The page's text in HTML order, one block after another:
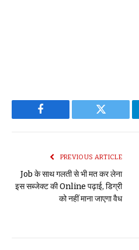
Facebook Twitter
PREVIOUS ARTICLE
Job के साथ गलती से भी मत कर लेना
इस सब्जेक्ट की Online पढ़ाई, डिग्री
को नहीं माना जाएगा वैध